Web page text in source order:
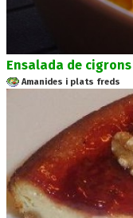
Ensalada de
Amanides i plats freds